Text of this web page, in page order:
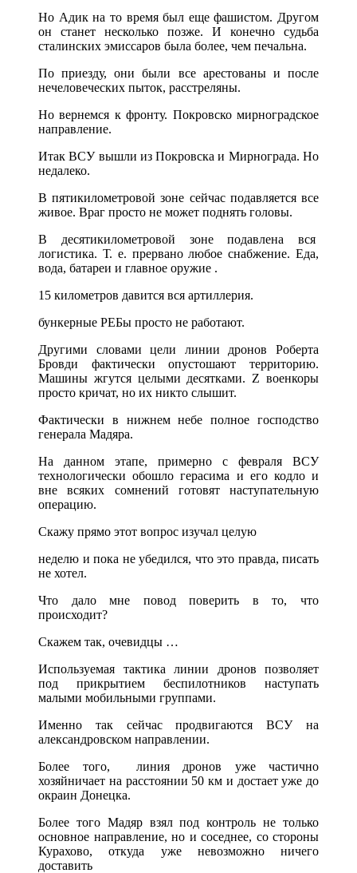
Но Адик на то время был еще фашистом. Другом
он станет несколько позже. И конечно судьба
сталинских эмиссаров была более, чем печальна.
По приезду, они были все арестованы и после
нечеловеческих пыток, расстреляны.
Но вернемся к фронту. Покровско мирноградское
направление.
Итак ВСУ вышли из Покровска и Мирнограда. Но
недалеко.
В пятикилометровой зоне сейчас подавляется все
живое. Враг просто не может поднять головы.
В десятикилометровой зоне подавлена вся
логистика. Т. е. прервано любое снабжение. Еда,
вода, батареи и главное оружие .
15 километров давится вся артиллерия.
бункерные РЕБы просто не работают.
Другими словами цели линии дронов Роберта
Бровди фактически опустошают территорию.
Машины жгутся целыми десятками. Z военкоры
просто кричат, но их никто слышит.
Фактически в нижнем небе полное господство
генерала Мадяра.
На данном этапе, примерно с февраля ВСУ
технологически обошло герасима и его кодло и
вне всяких сомнений готовят наступательную
операцию.
Скажу прямо этот вопрос изучал целую
неделю и пока не убедился, что это правда, писать
не хотел.
Что дало мне повод поверить в то, что
происходит?
Скажем так, очевидцы …
Используемая тактика линии дронов позволяет
под прикрытием беспилотников наступать
малыми мобильными группами.
Именно так сейчас продвигаются ВСУ на
александровском направлении.
Более того, линия дронов уже частично
хозяйничает на расстоянии 50 км и достает уже до
окраин Донецка.
Более того Мадяр взял под контроль не только
основное направление, но и соседнее, со стороны
Курахово, откуда уже невозможно ничего
доставить